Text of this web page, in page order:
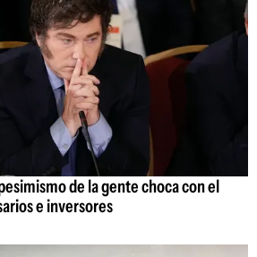
de la gente choca con el
e inversores